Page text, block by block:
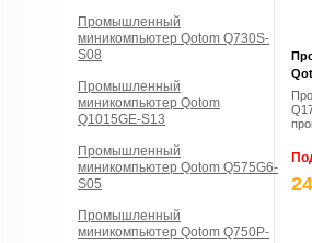
Промышленный
миникомпьютер Qotom Q730S-
S08
Промышленный
миникомпьютер Qotom
Q1015GE-S13
Промышленный
миникомпьютер Qotom Q575G6-
S05
Промышленный
миникомпьютер Qotom Q750P-